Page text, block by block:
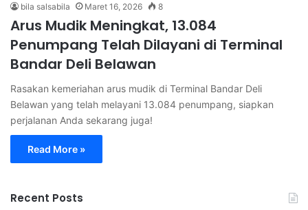
bila salsabila Maret 16, 2026 8
Arus Mudik Meningkat, 13.084
Penumpang Telah Dilayani di Terminal
Bandar Deli Belawan
Rasakan kemeriahan arus mudik di Terminal Bandar Deli
Belawan yang telah melayani 13.084 penumpang, siapkan
perjalanan Anda sekarang juga!
Read More »
Recent Posts